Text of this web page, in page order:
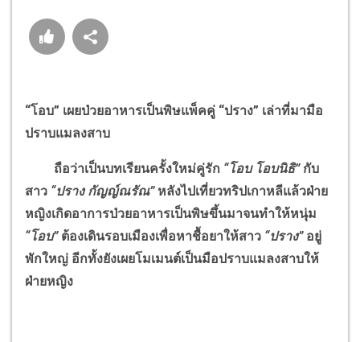
“โอบ” เผยป่วยอาหารเป็นพิษแพ็คคู่ “ปราง” เล่าที่มามือ
ปราบแมลงสาบ
ถือว่าเป็นบทเรียนครั้งใหม่คู่รัก “โอบ โอบนิธิ” กับ
สาว “ปราง กัญญ์ณรัณ” หลังไปเที่ยวทริปเกาหลีแล้วฝ่าย
หญิงเกิดอาการป่วยอาหารเป็นพิษขึ้นมาจนทำให้หนุ่ม
“โอบ”ต้องเดินรอบเมืองเพื่อหาชื้อยาให้สาว “ปราง” อยู่
พักใหญ่ อีกทั้งยังเผยโมเมนต์เป็นมือปราบแมลงสาบให้
ฝ่ายหญิง